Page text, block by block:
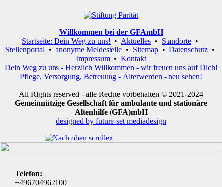
Willkommen bei der GFAmbH
Startseite: Dein Weg zu uns! • Aktuelles • Standorte •
Stellenportal • anonyme Meldestelle • Sitemap • Datenschutz •
Impressum • Kontakt
Dein Weg zu uns - Herzlich Willkommen - wir freuen uns auf Dich!
Pflege, Versorgung, Betreuung - Älterwerden - neu sehen!
All Rights reserved - alle Rechte vorbehalten © 2021-2024
Gemeinnützige Gesellschaft für ambulante und stationäre
Altenhilfe (GFA)mbH
designed by future-set mediadesign
Telefon:
+496704962100